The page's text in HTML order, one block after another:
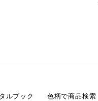
ルブック 色柄で商品検索